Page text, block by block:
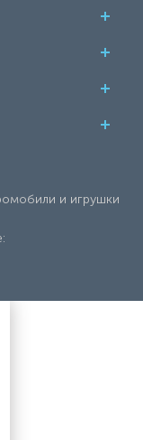
и игрушки